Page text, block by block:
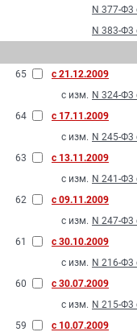
N 377-Ф3
N 383-Ф3
65
с 21.12.2009
с изм. N 324-Ф3
64
с 17.11.2009
с изм. N 245-Ф3
63
с 13.11.2009
с изм. N 241-Ф3
62
с 09.11.2009
с изм. N 247-Ф3
61
с 30.10.2009
с изм. N 216-Ф3
60
с 30.07.2009
с изм. N 215-Ф3
59
с 10.07.2009